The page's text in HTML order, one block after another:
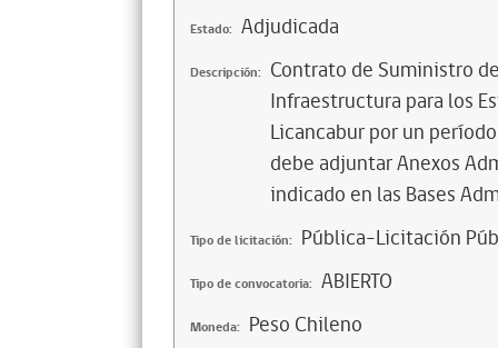
Estado: Adjudicada
Descripción: Contrato de Suministro
Infraestructura para los
Licancabur por un
debe adjuntar Anexos
indicado en las Bases
Tipo de licitación: Pública-Licitación
Tipo de convocatoria: ABIERTO
Moneda: Peso Chileno